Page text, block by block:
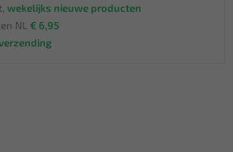
wekelijks nieuwe producten
NL € 6,95